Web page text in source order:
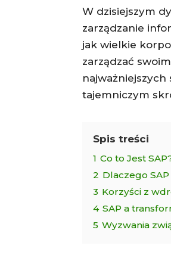
W dzisiejszym
zarządzanie
jak wielkie
zarządzać
najważniejszych
tajemniczym
Spis treści
1 Co to Jest
2 Dlaczego
3 Korzyści z
4 SAP a
5 Wyzwania